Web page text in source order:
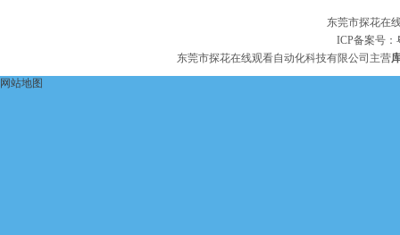
东莞市探花在
ICP备案号：
东莞市探花在线观看自动化科技有限公司主营
网站地图